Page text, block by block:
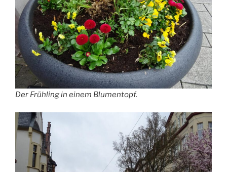
Der Frühling in einem Blumentopf.